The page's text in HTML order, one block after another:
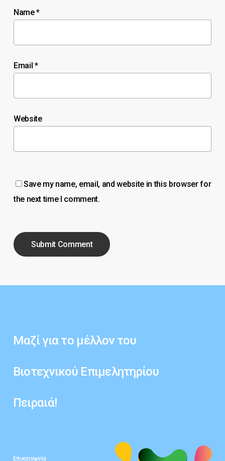
Name*
Email *
Website
Save my name, email, and website in this browser for
the next time I comment.
Μαζί για το μέλλον του
Βιοτεχνικού Επιμελητηρίου
Πειραιά!
Επικοινωνία